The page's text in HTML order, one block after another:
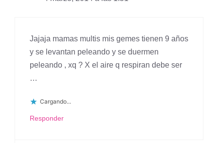
Jajaja mamas multis mis gemes tienen 9 años
y se levantan peleando y se duermen
peleando , xq ? X el aire q respiran debe ser
…
Cargando...
Responder